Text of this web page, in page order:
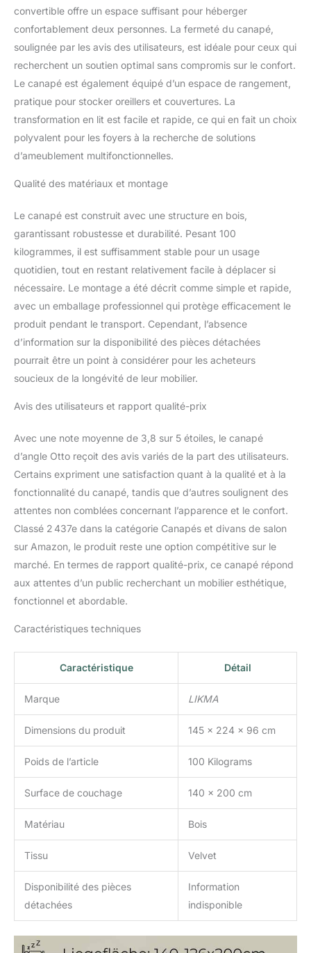
esthétique. Équipé de
ressorts Bonell et de
mousse T30, ecskofa
offre confort et
convivialité pour dormir
et se reposer Canapé
offre une fonction de
couchage qui permet à
l'utilisateur de
transformer facilement le
confortable. Grâce à son
et de l'ottomane, ecskofa
facilite l'utilisation de la
fonction sommeil Un
logement moderne et
confortable
convertible offre un espace suffisant pour héberger
confortablement deux personnes. La fermeté du canapé,
soulignée par les avis des utilisateurs, est idéale pour ceux qui
recherchent un soutien optimal sans compromis sur le confort.
Le canapé est également équipé d’un espace de rangement,
pratique pour stocker oreillers et couvertures. La
transformation en lit est facile et rapide, ce qui en fait un choix
polyvalent pour les foyers à la recherche de solutions
d’ameublement multifonctionnelles.
Qualité des matériaux et montage
Le canapé est construit avec une structure en bois,
garantissant robustesse et durabilité. Pesant 100
kilogrammes, il est suffisamment stable pour un usage
quotidien, tout en restant relativement facile à déplacer si
nécessaire. Le montage a été décrit comme simple et rapide,
avec un emballage professionnel qui protège efficacement le
produit pendant le transport. Cependant, l’absence
d’information sur la disponibilité des pièces détachées
pourrait être un point à considérer pour les acheteurs
soucieux de la longévité de leur mobilier.
Avis des utilisateurs et rapport qualité-prix
Avec une note moyenne de 3,8 sur 5 étoiles, le canapé
d’angle Otto reçoit des avis variés de la part des utilisateurs.
Certains expriment une satisfaction quant à la qualité et à la
fonctionnalité du canapé, tandis que d’autres soulignent des
attentes non comblées concernant l’apparence et le confort.
Classé 2 437e dans la catégorie Canapés et divans de salon
sur Amazon, le produit reste une option compétitive sur le
marché. En termes de rapport qualité-prix, ce canapé répond
aux attentes d’un public recherchant un mobilier esthétique,
fonctionnel et abordable.
Caractéristiques techniques
Caractéristique Détail
Marque LIKMA
Dimensions du produit 145 x 224 x 96 cm
Poids de l’article 100 Kilograms
Surface de couchage 140 x 200 cm
Matériau Bois
Tissu Velvet
Disponibilité des pièces
détachées
Information
indisponible